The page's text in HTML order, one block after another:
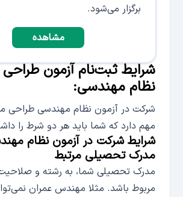
برگزار می‌شود.
مشاهده
شرایط ثبت‌نام آزمون
نظام مهندسی:
شرکت در آزمون نظام مهندسی طراحی
مهم دارد که شما باید هر دو شرط را
مدرک تحصیلی مرتبط
مدرک تحصیلی شما، به رشته و
مربوط باشد. مثلا مهندس عمران